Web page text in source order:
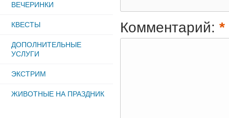
ВЕЧЕРИНКИ
КВЕСТЫ
ДОПОЛНИТЕЛЬНЫЕ
УСЛУГИ
ЭКСТРИМ
ЖИВОТНЫЕ НА ПРАЗДНИК
Комментарий: *